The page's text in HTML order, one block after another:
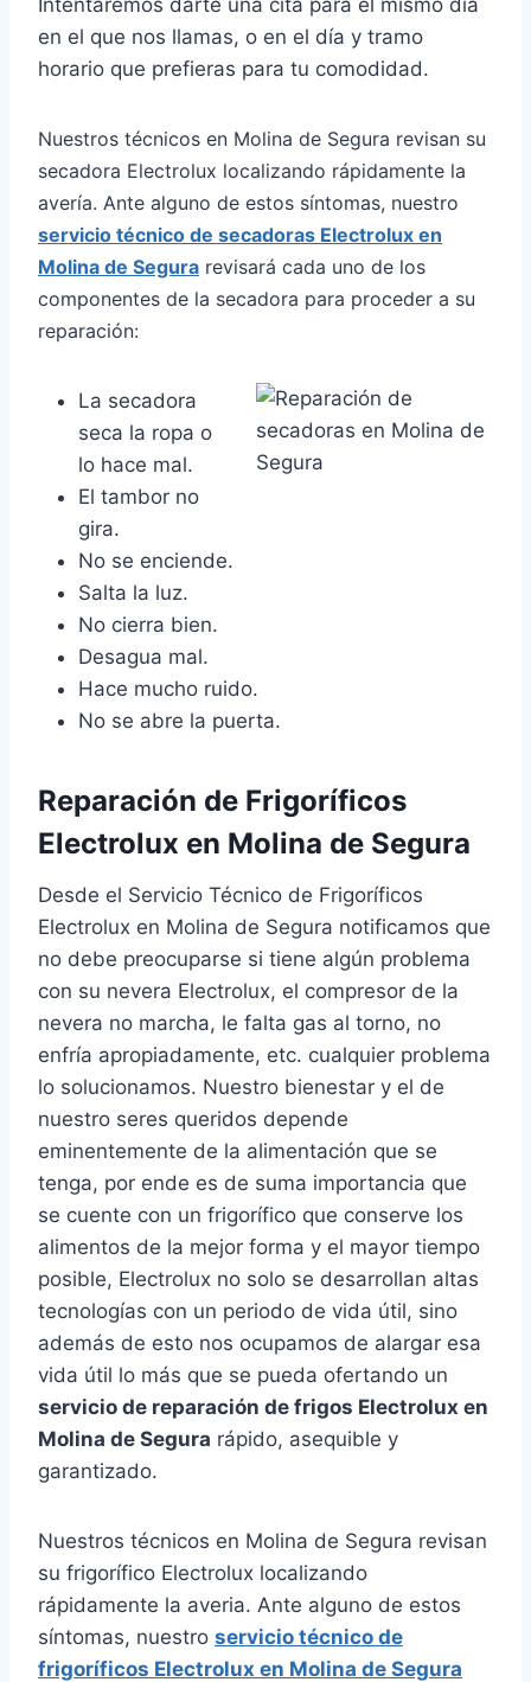
en el que nos llamas, o en el día y tramo
horario que prefieras para tu comodidad.
Nuestros técnicos en Molina de Segura revisan su
secadora Electrolux localizando rápidamente la
avería. Ante alguno de estos síntomas, nuestro
servicio técnico de secadoras Electrolux en
Molina de Segura revisará cada uno de los
componentes de la secadora para proceder a su
reparación:
La secadora
seca la ropa o
lo hace mal.
El tambor no
gira.
No se enciende.
Salta la luz.
No cierra bien.
Desagua mal.
Hace mucho ruido.
No se abre la puerta.
Reparación de Frigoríficos
Electrolux en Molina de Segura
Desde el Servicio Técnico de Frigoríficos
Electrolux en Molina de Segura notificamos que
no debe preocuparse si tiene algún problema
con su nevera Electrolux, el compresor de la
nevera no marcha, le falta gas al torno, no
enfría apropiadamente, etc. cualquier problema
lo solucionamos. Nuestro bienestar y el de
nuestro seres queridos depende
eminentemente de la alimentación que se
tenga, por ende es de suma importancia que
se cuente con un frigorífico que conserve los
alimentos de la mejor forma y el mayor tiempo
posible, Electrolux no solo se desarrollan altas
tecnologías con un periodo de vida útil, sino
además de esto nos ocupamos de alargar esa
vida útil lo más que se pueda ofertando un
servicio de reparación de frigos Electrolux en
Molina de Segura rápido, asequible y
garantizado.
Nuestros técnicos en Molina de Segura revisan
su frigorífico Electrolux localizando
rápidamente la averia. Ante alguno de estos
síntomas, nuestro servicio técnico de
frigoríficos Electrolux en Molina de Segura